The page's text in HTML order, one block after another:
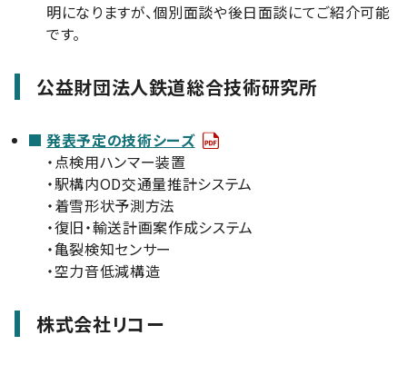
明になりますが、個別面談や後日面談にてご紹介可能
です。
公益財団法人鉄道総合技術研究所
発表予定の技術シーズ
・点検用ハンマー装置
・駅構内OD交通量推計システム
・着雪形状予測方法
・復旧・輸送計画案作成システム
・亀裂検知センサー
・空力音低減構造
株式会社リコー